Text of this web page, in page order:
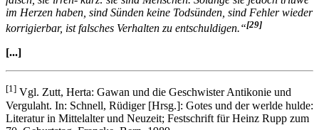
im Herzen haben, sind Sünden keine Todsünden, sind Fehler wieder
korrigierbar, ist falsches Verhalten zu entschuldigen.“[29]
[...]
[1] Vgl. Zutt, Herta: Gawan und die Geschwister Antikonie und
Vergulaht. In: Schnell, Rüdiger [Hrsg.]: Gotes und der werlde hulde:
Literatur in Mittelalter und Neuzeit; Festschrift für Heinz Rupp zum